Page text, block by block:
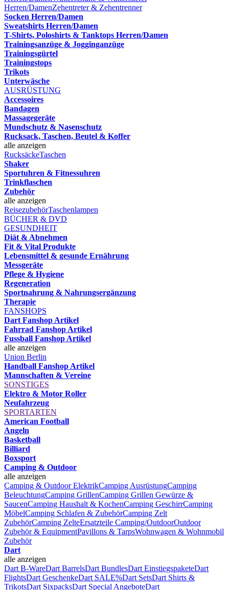
Herren/DamenZehentreter & Zehentrenner
Socken Herren/Damen
Sweatshirts Herren/Damen
T-Shirts, Poloshirts & Tanktops Herren/Damen
Trainingsanzüge & Jogginganzüge
Trainingsgürtel
Trainingstops
Trikots
Unterwäsche
AUSRÜSTUNG
Accessoires
Bandagen
Massagegeräte
Mundschutz & Nasenschutz
Rucksack, Taschen, Beutel & Koffer
alle anzeigen
RucksäckeTaschen
Shaker
Sportuhren & Fitnessuhren
Trinkflaschen
Zubehör
alle anzeigen
ReisezubehörTaschenlampen
BÜCHER & DVD
GESUNDHEIT
Diät & Abnehmen
Fit & Vital Produkte
Lebensmittel & gesunde Ernährung
Messgeräte
Pflege & Hygiene
Regeneration
Sportnahrung & Nahrungsergänzung
Therapie
FANSHOPS
Dart Fanshop Artikel
Fahrrad Fanshop Artikel
Fussball Fanshop Artikel
alle anzeigen
Union Berlin
Handball Fanshop Artikel
Mannschaften & Vereine
SONSTIGES
Elektro & Motor Roller
Neufahrzeug
SPORTARTEN
American Football
Angeln
Basketball
Billiard
Boxsport
Camping & Outdoor
alle anzeigen
Camping & Outdoor ElektrikCamping AusrüstungCamping
BeleuchtungCamping GrillenCamping Grillen Gewürze &
SaucenCamping Haushalt & KochenCamping GeschirrCamping
MöbelCamping Schlafen & ZubehörCamping Zelt
ZubehörCamping ZelteErsatzteile Camping/OutdoorOutdoor
Zubehör & EquipmentPavillons & TarpsWohnwagen & Wohnmobil
Zubehör
Dart
alle anzeigen
Dart B-WareDart BarrelsDart BundlesDart EinstiegspaketeDart
FlightsDart GeschenkeDart SALE%Dart SetsDart Shirts &
TrikotsDart SixpacksDart Special AngeboteDart